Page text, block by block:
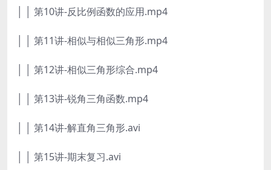
│ │ 第10讲-反比例函数的应用.mp4
│ │ 第11讲-相似与相似三角形.mp4
│ │ 第12讲-相似三角形综合.mp4
│ │ 第13讲-锐角三角函数.mp4
│ │ 第14讲-解直角三角形.avi
│ │ 第15讲-期末复习.avi